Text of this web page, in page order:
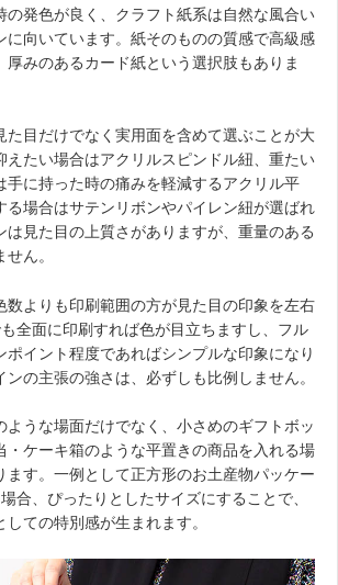
の発色が良く、クラフト紙系は自然な風合い
に向いています。紙そのものの質感で高級感
厚みのあるカード紙という選択肢もありま
た目だけでなく実用面を含めて選ぶことが大
えたい場合はアクリルスピンドル紐、重たい
手に持った時の痛みを軽減するアクリル平
る場合はサテンリボンやパイレン紐が選ばれ
は見た目の上質さがありますが、重量のある
ん。
数よりも印刷範囲の方が見た目の印象を左右
全面に印刷すれば色が目立ちますし、フル
ポイント程度であればシンプルな印象になり
ンの主張の強さは、必ずしも比例しません。
ような場面だけでなく、小さめのギフトボッ
・ケーキ箱のような平置きの商品を入れる場
ます。一例として正方形のお土産物パッケー
合、ぴったりとしたサイズにすることで、
ての特別感が生まれます。